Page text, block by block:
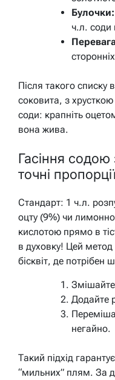
Булочки:
ч.л. соди
Після такого списку
соковита, з
соди: крапніть
вона жива.
Гасіння
точні
Стандарт: 1 ч.л.
оцту (9%) чи
кислотою прямо в
в духовку! Цей метод
бісквіт, де потрібен
Змішайте
Додайте
негайно.
Такий підхід
“мильних” плям. За